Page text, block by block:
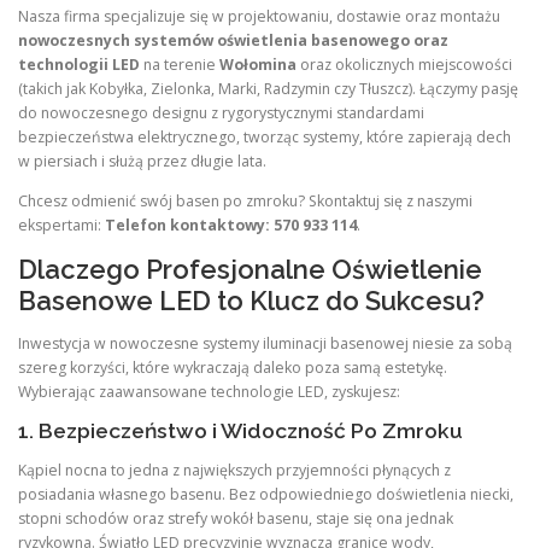
Nasza firma specjalizuje się w projektowaniu, dostawie oraz montażu
nowoczesnych systemów oświetlenia basenowego oraz
technologii LED na terenie Wołomina oraz okolicznych miejscowości
(takich jak Kobyłka, Zielonka, Marki, Radzymin czy Tłuszcz). Łączymy pasję
do nowoczesnego designu z rygorystycznymi standardami
bezpieczeństwa elektrycznego, tworząc systemy, które zapierają dech
w piersiach i służą przez długie lata.
Chcesz odmienić swój basen po zmroku? Skontaktuj się z naszymi
ekspertami: Telefon kontaktowy: 570 933 114.
Dlaczego Profesjonalne Oświetlenie
Basenowe LED to Klucz do Sukcesu?
Inwestycja w nowoczesne systemy iluminacji basenowej niesie za sobą
szereg korzyści, które wykraczają daleko poza samą estetykę.
Wybierając zaawansowane technologie LED, zyskujesz:
1. Bezpieczeństwo i Widoczność Po Zmroku
Kąpiel nocna to jedna z największych przyjemności płynących z
posiadania własnego basenu. Bez odpowiedniego doświetlenia niecki,
stopni schodów oraz strefy wokół basenu, staje się ona jednak
ryzykowna. Światło LED precyzyjnie wyznacza granice wody,